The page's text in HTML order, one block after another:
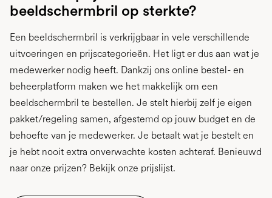
beeldschermbril op sterkte?
Een beeldschermbril is verkrijgbaar in vele verschillende
uitvoeringen en prijscategorieën. Het ligt er dus aan wat je
medewerker nodig heeft. Dankzij ons online bestel- en
beheerplatform maken we het makkelijk om een
beeldschermbril te bestellen. Je stelt hierbij zelf je eigen
pakket/regeling samen, afgestemd op jouw budget en de
behoefte van je medewerker. Je betaalt wat je bestelt en
je hebt nooit extra onverwachte kosten achteraf. Benieuwd
naar onze prijzen? Bekijk onze prijslijst.